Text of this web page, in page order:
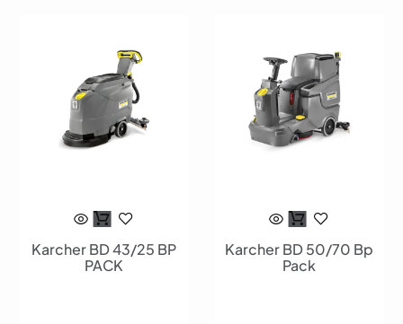
Karcher BD 43/25 BP
PACK
Karcher BD 50/70 Bp
Pack